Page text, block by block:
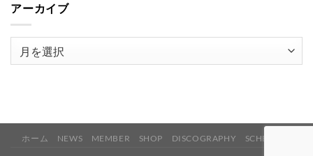
アーカイブ
ホーム NEWS MEMBER SHOP DISCOGRAPHY SCHEDULE